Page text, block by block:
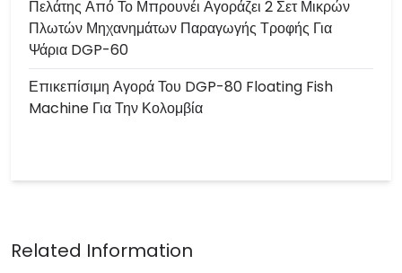
Πελάτης Από Το Μπρουνέι Αγοράζει 2 Σετ Μικρών
Πλωτών Μηχανημάτων Παραγωγής Τροφής Για
Ψάρια DGP-60
Επικεπίσιμη Αγορά Του DGP-80 Floating Fish
Machine Για Την Κολομβία